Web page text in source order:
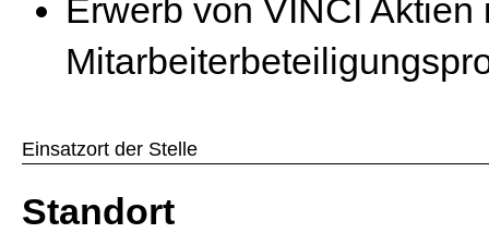
Erwerb von VINCI
Einsatzort der Stelle
Standort